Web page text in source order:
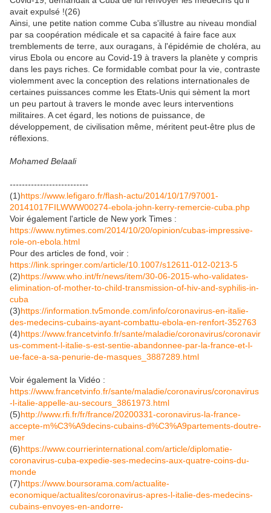
avait expulsé !(26)
Ainsi, une petite nation comme Cuba s'illustre au niveau mondial
par sa coopération médicale et sa capacité à faire face aux
tremblements de terre, aux ouragans, à l'épidémie de choléra, au
virus Ebola ou encore au Covid-19 à travers la planète y compris
dans les pays riches. Ce formidable combat pour la vie, contraste
violemment avec la conception des relations internationales de
certaines puissances comme les Etats-Unis qui sèment la mort
un peu partout à travers le monde avec leurs interventions
militaires. A cet égard, les notions de puissance, de
développement, de civilisation même, méritent peut-être plus de
réflexions.
Mohamed Belaali
--------------------------
(1)https://www.lefigaro.fr/flash-actu/2014/10/17/97001-
20141017FILWWW00274-ebola-john-kerry-remercie-cuba.php
Voir également l'article de New york Times :
https://www.nytimes.com/2014/10/20/opinion/cubas-impressive-
role-on-ebola.html
Pour des articles de fond, voir :
https://link.springer.com/article/10.1007/s12611-012-0213-5
(2)https://www.who.int/fr/news/item/30-06-2015-who-validates-
elimination-of-mother-to-child-transmission-of-hiv-and-syphilis-in-
cuba
(3)https://information.tv5monde.com/info/coronavirus-en-italie-
des-medecins-cubains-ayant-combattu-ebola-en-renfort-352763
(4)https://www.francetvinfo.fr/sante/maladie/coronavirus/coronavir
us-comment-l-italie-s-est-sentie-abandonnee-par-la-france-et-l-
ue-face-a-sa-penurie-de-masques_3887289.html
Voir également la Vidéo :
https://www.francetvinfo.fr/sante/maladie/coronavirus/coronavirus
-l-italie-appelle-au-secours_3861973.html
(5)http://www.rfi.fr/fr/france/20200331-coronavirus-la-france-
accepte-m%C3%A9decins-cubains-d%C3%A9partements-doutre-
mer
(6)https://www.courrierinternational.com/article/diplomatie-
coronavirus-cuba-expedie-ses-medecins-aux-quatre-coins-du-
monde
(7)https://www.boursorama.com/actualite-
economique/actualites/coronavirus-apres-l-italie-des-medecins-
cubains-envoyes-en-andorre-